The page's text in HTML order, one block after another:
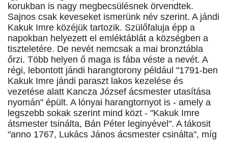
korukban is nagy megbecsülésnek örvendtek.
Sajnos csak keveseket ismerünk név szerint. A jándi
Kakuk Imre közéjük tartozik. Szülőfaluja épp a
napokban helyezett el emléktáblát a községben a
tiszteletére. De nevét nemcsak a mai bronztábla
őrzi. Több helyen ő maga is fába véste a nevét. A
régi, lebontott jándi harangtorony például "1791-ben
Kakuk Imre jándi paraszt lakos kezelése és
vezetése alatt Kancza József ácsmester utasítása
nyomán" épült. A lónyai harangtornyot is - amely a
legszebb sokak szerint mind közt - "Kakuk Imre
átsmester tsinálta, Bán Péter leginyével". A tákosit
"anno 1767, Lukács János ácsmester csinálta", míg